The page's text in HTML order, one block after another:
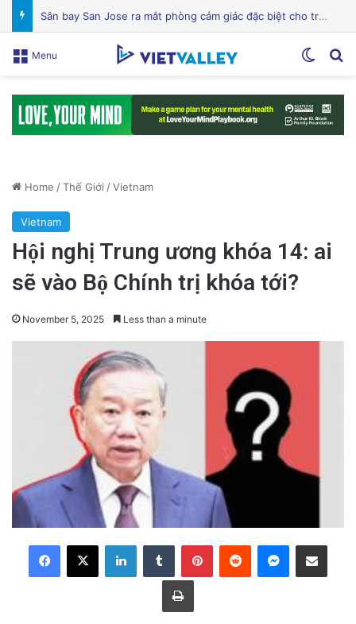
Mỹ lên án Trung Quốc lợi dụng vấn đề môi trường để tăng cường yêu sách Biển Đông
Menu
Home /Thế Giới /Vietnam
Vietnam
Hội nghị Trung ương khóa 14: ai
sẽ vào Bộ Chính trị khóa tới?
November 5, 2025 Less than a minute
LinkedInTumblr PinterestReddit Messenger
Share via Email
Print